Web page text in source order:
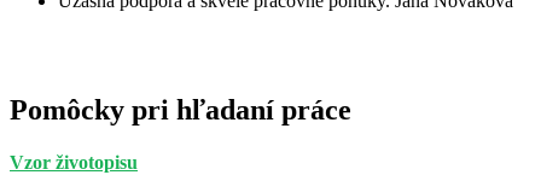
Pomôcky pri hľadaní práce
Vzor životopisu